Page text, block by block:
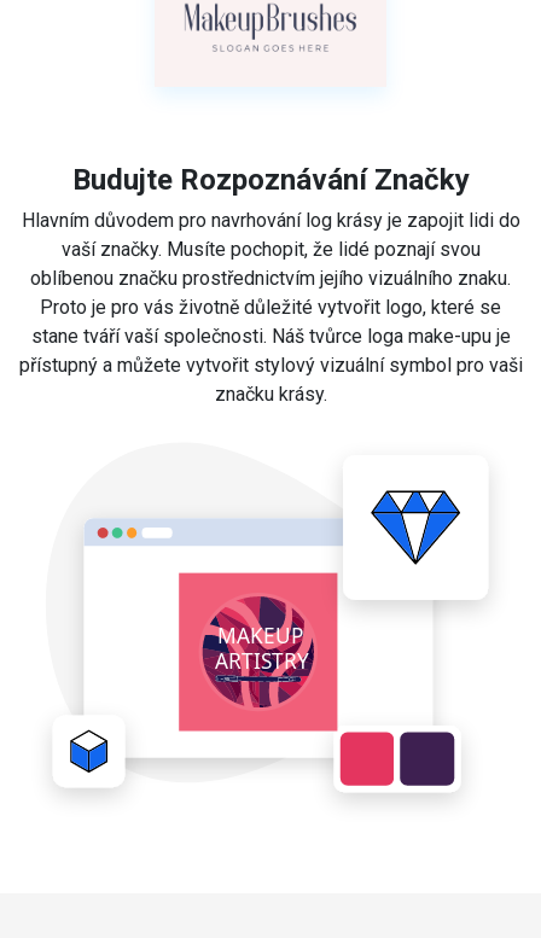
Budujte Rozpoznávání Značky
Hlavním důvodem pro navrhování log krásy je zapojit lidi do
vaší značky. Musíte pochopit, že lidé poznají svou
oblíbenou značku prostřednictvím jejího vizuálního znaku.
Proto je pro vás životně důležité vytvořit logo, které se
stane tváří vaší společnosti. Náš tvůrce loga make-upu je
přístupný a můžete vytvořit stylový vizuální symbol pro vaši
značku krásy.